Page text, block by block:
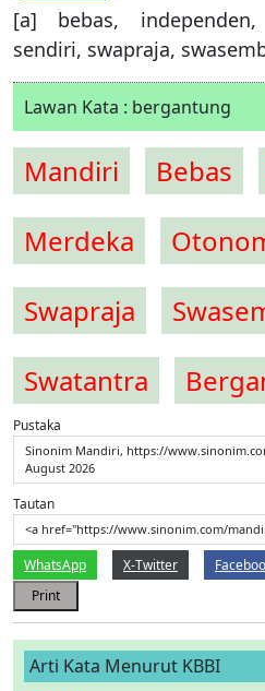
[a] bebas,
sendiri, swapraja,
Lawan Kata : bergantung
Mandiri Bebas
Merdeka
Swapraja
Swatantra
Pustaka
Sinonim Mandiri, https://
August 2026
Tautan
<a href="https://www.sinonim.com/
WhatsApp X-Twitter
Print
Arti Kata Menurut KBBI